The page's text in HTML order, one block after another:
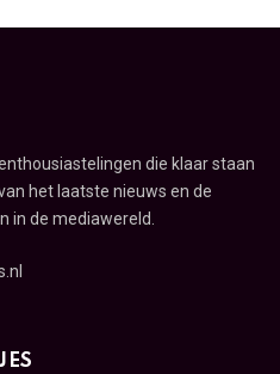
die klaar staan
het laatste nieuws en de
in de mediawereld.